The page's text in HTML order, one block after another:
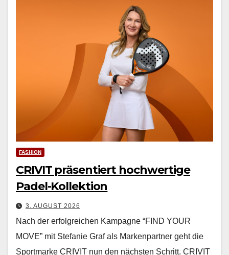
FASHION
CRIVIT präsentiert hochwertige
Padel-Kollektion
3. AUGUST 2026
Nach der erfol­gre­ichen Kam­pagne “FIND YOUR
MOVE” mit Ste­fanie Graf als Marken­part­ner geht die
Sport­marke CRIVIT nun den näch­sten Schritt. CRIVIT